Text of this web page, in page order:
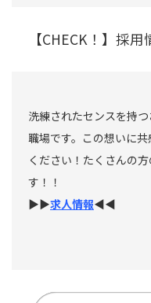
【CHECK！】採
洗練されたセンスを持
職場です。この想いに
ください！たくさんの
す！！
▶︎▶︎求人情報◀︎◀︎